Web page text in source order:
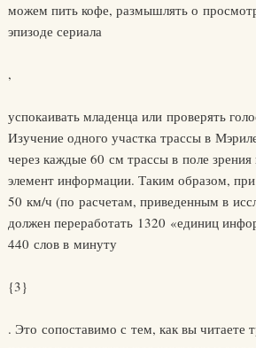
можем пить кофе, размышлять о
эпизоде сериала
,
успокаивать младенца или проверять
Изучение одного участка трассы в
через каждые 60 см трассы в поле
элемент информации. Таким образом,
50 км/ч (по расчетам, приведенным в
должен переработать 1320 «единиц
440 слов в минуту
{3}
. Это сопоставимо с тем, как вы читаете